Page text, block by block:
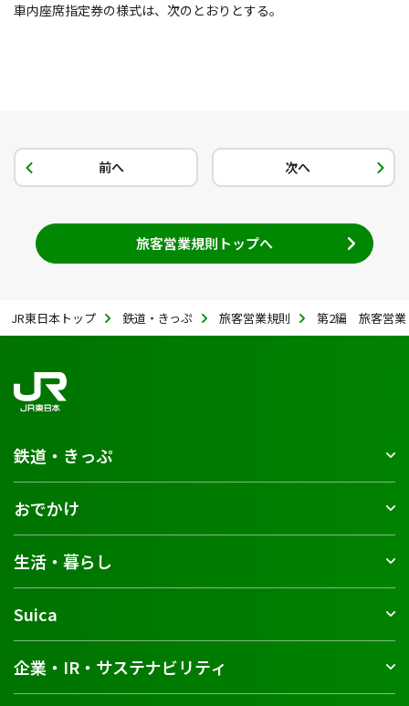
車内座席指定券の様式は、次のとおりとする。
前へ 次へ
旅客営業規則トップへ
JR東日本トップ 鉄道・きっぷ 旅客営業規則 第2編 旅客営業
鉄道・きっぷ
おでかけ
生活・暮らし
Suica
企業・IR・サステナビリティ